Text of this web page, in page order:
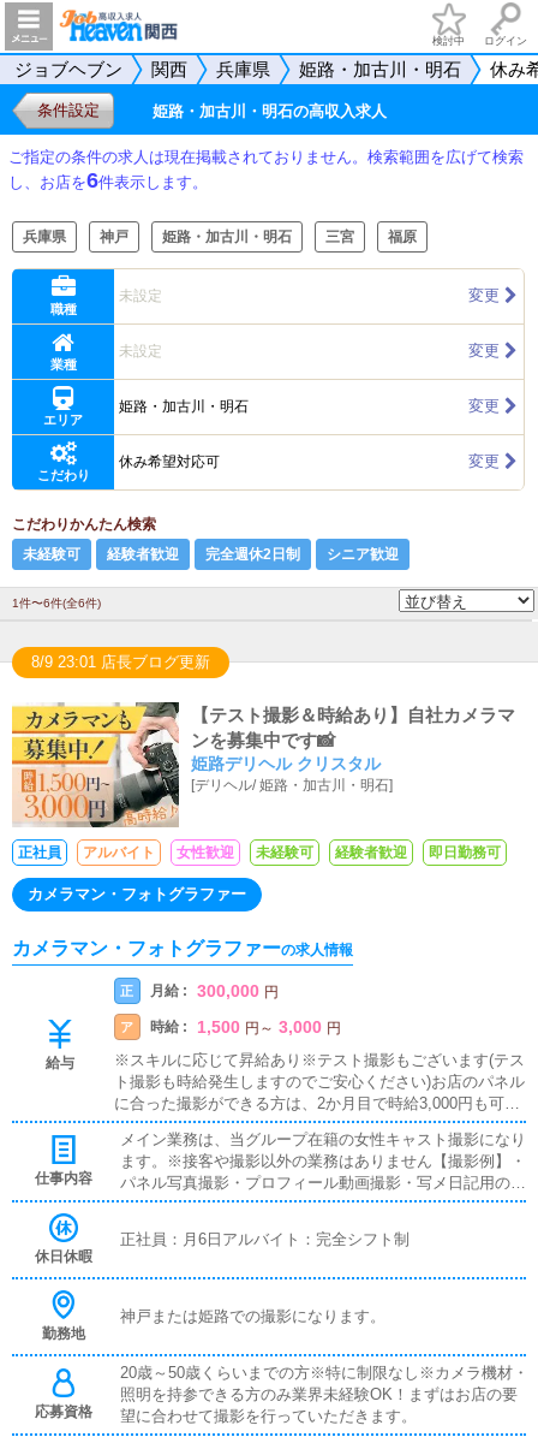
検討中 ログイン
ジョブヘブン 関西 兵庫県 姫路・加古川・明石 休み
条件設定 姫路・加古川・明石の高収入求人
ご指定の条件の求人は現在掲載されておりません。検索範囲を広げて検索
し、お店を6件表示します。
兵庫県 神戸 姫路・加古川・明石 三宮 福原
職種
未設定 変更
業種
未設定 変更
エリア
姫路・加古川・明石 変更
こだわり
休み希望対応可 変更
こだわりかんたん検索
未経験可
経験者歓迎 完全週休2日制 シニア歓迎
1件〜6件(全6件)
8/9 23:01 店長ブログ更新
【テスト撮影＆時給あり】自社カメラマ
ンを募集中です📸
姫路デリヘル クリスタル
[デリヘル/姫路・加古川・明石]
正社員 アルバイト 女性歓迎 未経験可 経験者歓迎 即日勤務可
カメラマン・フォトグラファー
カメラマン・フォトグラファーの求人情報
給与
正 月給 : 300,000 円
ア 時給 : 1,500 円 ～ 3,000 円
※スキルに応じて昇給あり※テスト撮影もございます(テス
ト撮影も時給発生しますのでご安心ください)お店のパネル
に合った撮影ができる方は、2か月目で時給3,000円も可能
です！
仕事内容
メイン業務は、当グループ在籍の女性キャスト撮影になり
ます。※接客や撮影以外の業務はありません【撮影例】・
パネル写真撮影・プロフィール動画撮影・写メ日記用の撮
影・バナー用の素材撮影まず、はじめにテスト撮影を行っ
簡易的な撮影となります。業界未経験でも大丈夫ですの
休日休暇
正社員：月6日アルバイト：完全シフト制
勤務地
神戸または姫路での撮影になります。
応募資格
20歳～50歳くらいまでの方※特に制限なし※カメラ機材・
照明を持参できる方のみ業界未経験OK！まずはお店の要
望に合わせて撮影を行っていただきます。